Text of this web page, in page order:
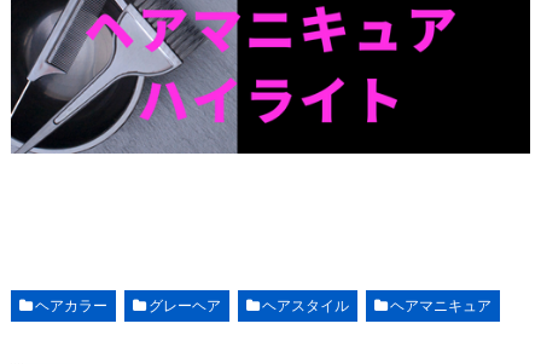
ヘアカラー グレーヘア ヘアスタイル ヘアマニキュア